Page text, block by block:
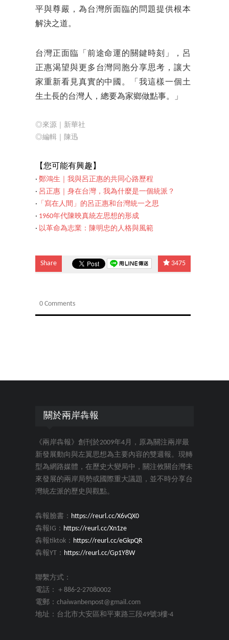
平與尊嚴，為台灣所面臨的問題提供根本
解決之道。
台灣正面臨「前途命運的關鍵時刻」，呂
正惠渴望與更多台灣同胞分享思考，讓大
家重新看見真實的中國。「我這樣一個土
生土長的台灣人，總要為家鄉做點事。」
◎來源｜新華社
◎編輯 ｜陳迅
【您可能有興趣】
‧ 鄭鴻生｜我與呂正惠的共同心路歷程
‧ 呂正惠｜身在台灣，我為什麼是一個統派？
‧ 「寫在人間」的呂正惠和台灣統一之思
‧ 1960年代陳映真統左思想的形成
‧ 以革命為志業：陳明忠的人格與風範
Share 3475
0 Comments
關於兩岸犇報
《兩岸犇報》創刊於2009年4月，原為關注兩岸最
新發展動向與左翼思想為主要內容的雙週報。現轉
型為網路媒體，在歷史大變局中，關注攸關台灣未
來發展的兩岸局勢或國際重大議題，並不時分享台
灣統左派的歷史與觀點。
犇報臉書： https://reurl.cc/X6vQX0
犇報IG： https://reurl.cc/Xn1ze
犇報tiktok： https://reurl.cc/eGkpQR
犇報YT： https://reurl.cc/Gp1Y8W
聯繫方式：
電話：＋886-2-27080002
電郵：chaiwanbenpost@gmail.com
地址：台北市大安區和平東路三段49號3樓-4